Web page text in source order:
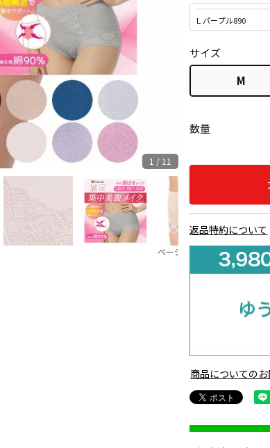
1 / 11
ベージュ370 ダーク
Ｌパープル890
サイズ
M
数量
返品特約について
商品についての